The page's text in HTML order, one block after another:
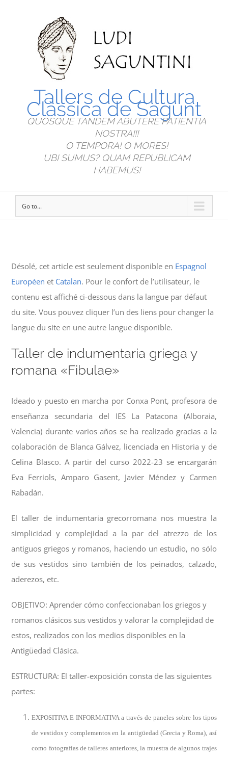
Tallers de Cultura
Clàssica de Sagunt
QUOSQUE TANDEM ABUTERE PATIENTIA
NOSTRA!!!
O TEMPORA! O MORES!
UBI SUMUS? QUAM REPUBLICAM
HABEMUS!
Go to...
Désolé, cet article est seulement disponible en Espagnol
Européen et Catalan. Pour le confort de l’utilisateur, le
contenu est affiché ci-dessous dans la langue par défaut
du site. Vous pouvez cliquer l’un des liens pour changer la
langue du site en une autre langue disponible.
Taller de indumentaria griega y
romana «Fibulae»
Ideado y puesto en marcha por Conxa Pont, profesora de
enseñanza secundaria del IES La Patacona (Alboraia,
Valencia) durante varios años se ha realizado gracias a la
colaboración de Blanca Gálvez, licenciada en Historia y de
Celina Blasco. A partir del curso 2022-23 se encargarán
Eva Ferriols, Amparo Gasent, Javier Méndez y Carmen
Rabadán.
El taller de indumentaria grecorromana nos muestra la
simplicidad y complejidad a la par del atrezzo de los
antiguos griegos y romanos, haciendo un estudio, no sólo
de sus vestidos sino también de los peinados, calzado,
aderezos, etc.
OBJETIVO: Aprender cómo confeccionaban los griegos y
romanos clásicos sus vestidos y valorar la complejidad de
estos, realizados con los medios disponibles en la
Antigüedad Clásica.
ESTRUCTURA: El taller-exposición consta de las siguientes
partes:
EXPOSITIVA E INFORMATIVA a través de paneles sobre los tipos
de vestidos y complementos en la antigüedad (Grecia y Roma), así
como fotografías de talleres anteriores, la muestra de algunos trajes